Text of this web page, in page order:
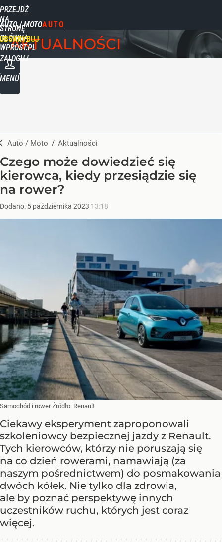
PRZEJDŹ
NA
STRONĘ
GŁÓWNĄ
WPROST.PL
AUTO / MOTO
ZALOGUJ
MENU
AKTUALNOŚCI
Auto / Moto / Aktualności
Czego może dowiedzieć się
kierowca, kiedy przesiądzie się
na rower?
Dodano: 5 października 2023 13:18
Samochód i rowerŹródło: Renault
Ciekawy eksperyment zaproponowali
szkoleniowcy bezpiecznej jazdy z Renault.
Tych kierowców, którzy nie poruszają się
na co dzień rowerami, namawiają (za
naszym pośrednictwem) do posmakowania
dwóch kółek. Nie tylko dla zdrowia,
ale by poznać perspektywę innych
uczestników ruchu, których jest coraz
więcej.